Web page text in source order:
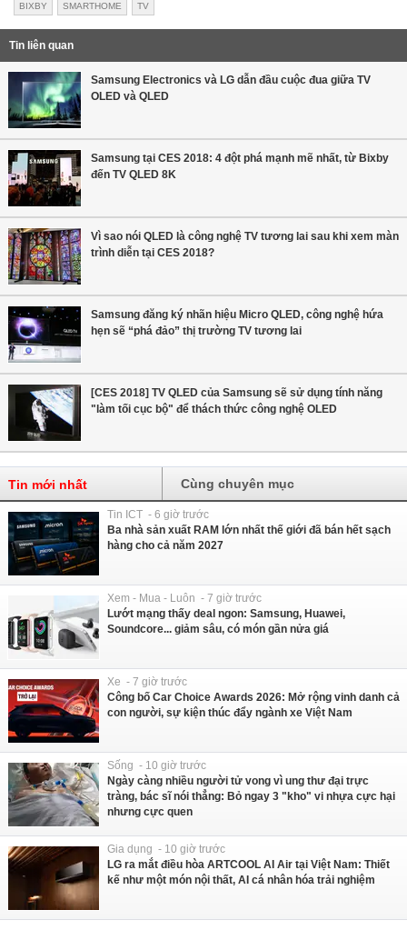
BIXBY SMARTHOME TV
Tin liên quan
Samsung Electronics và LG dẫn đầu cuộc đua giữa TV
OLED và QLED
Samsung tại CES 2018: 4 đột phá mạnh mẽ nhất, từ Bixby
đến TV QLED 8K
Vì sao nói QLED là công nghệ TV tương lai sau khi xem màn
trình diễn tại CES 2018?
Samsung đăng ký nhãn hiệu Micro QLED, công nghệ hứa
hẹn sẽ “phá đảo” thị trường TV tương lai
[CES 2018] TV QLED của Samsung sẽ sử dụng tính năng
"làm tối cục bộ" để thách thức công nghệ OLED
Tin mới nhất Cùng chuyên mục
Tin ICT - 6 giờ trước
Ba nhà sản xuất RAM lớn nhất thế giới đã bán hết sạch
hàng cho cả năm 2027
Xem - Mua - Luôn - 7 giờ trước
Lướt mạng thấy deal ngon: Samsung, Huawei,
Soundcore... giảm sâu, có món gần nửa giá
Xe - 7 giờ trước
Công bố Car Choice Awards 2026: Mở rộng vinh danh cả
con người, sự kiện thúc đẩy ngành xe Việt Nam
Sống - 10 giờ trước
Ngày càng nhiều người tử vong vì ung thư đại trực
tràng, bác sĩ nói thẳng: Bỏ ngay 3 "kho" vi nhựa cực hại
nhưng cực quen
Gia dụng - 10 giờ trước
LG ra mắt điều hòa ARTCOOL AI Air tại Việt Nam: Thiết
kế như một món nội thất, AI cá nhân hóa trải nghiệm